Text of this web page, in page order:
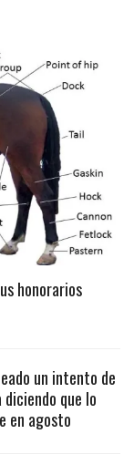
honorarios
un intento de
que lo
en agosto